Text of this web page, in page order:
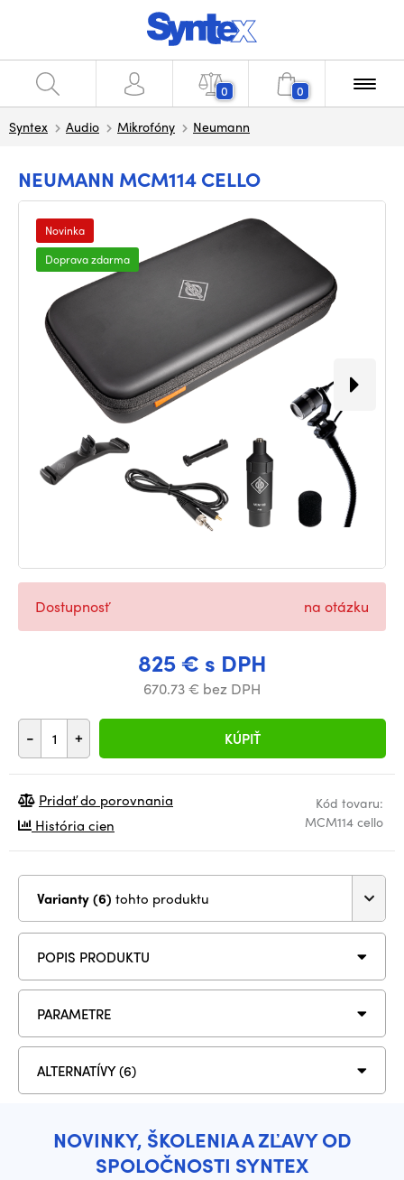
0 0
Syntex Audio Mikrofóny Neumann
NEUMANN MCM114 CELLO
Novinka
Doprava zdarma
825 € s DPH
670.73 € bez DPH
- + KÚPIŤ
Dostupnosť na otázku
Kód tovaru:
MCM114 cello
Pridať do porovnania
História cien
Varianty (6) tohto produktu
POPIS PRODUKTU
PARAMETRE
ALTERNATÍVY (6)
NOVINKY, ŠKOLENIA A ZĽAVY OD
SPOLOČNOSTI SYNTEX